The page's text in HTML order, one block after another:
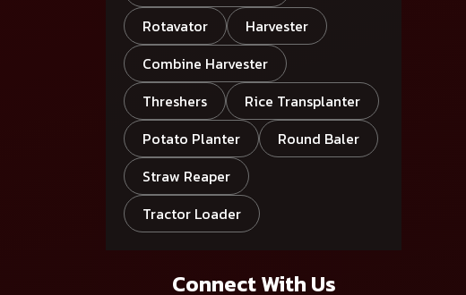
Rotavator
Harvester
Combine Harvester
Threshers
Rice Transplanter
Potato Planter
Round Baler
Straw Reaper
Tractor Loader
Connect With Us